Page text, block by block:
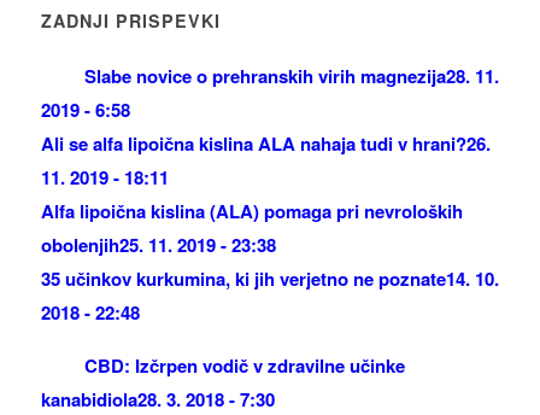
ZADNJI PRISPEVKI
Slabe novice o prehranskih virih magnezija28. 11.
2019 - 6:58
Ali se alfa lipoična kislina ALA nahaja tudi v hrani?26.
11. 2019 - 18:11
Alfa lipoična kislina (ALA) pomaga pri nevroloških
obolenjih25. 11. 2019 - 23:38
35 učinkov kurkumina, ki jih verjetno ne poznate14. 10.
2018 - 22:48
CBD: Izčrpen vodič v zdravilne učinke
kanabidiola28. 3. 2018 - 7:30